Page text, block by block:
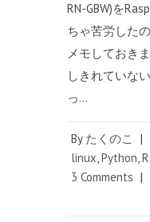
RN-GBW)を
ちゃ苦労した
メモしておき
しきれていな
っ…
By たくのこ |
linux,Python,
3 Comments |